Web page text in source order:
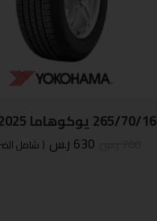
265/70/16 يوكوهاما G056 2025
630 ر.س ( شامل